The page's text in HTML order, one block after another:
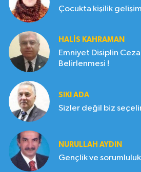
Çocukta kişilik
HALIS KAHRAMAN
Emniyet Disiplin
Belirlenmesi !
SIKI ADA
Sizler değil biz
NURULLAH AYDIN
Gençlik ve sorumluluk